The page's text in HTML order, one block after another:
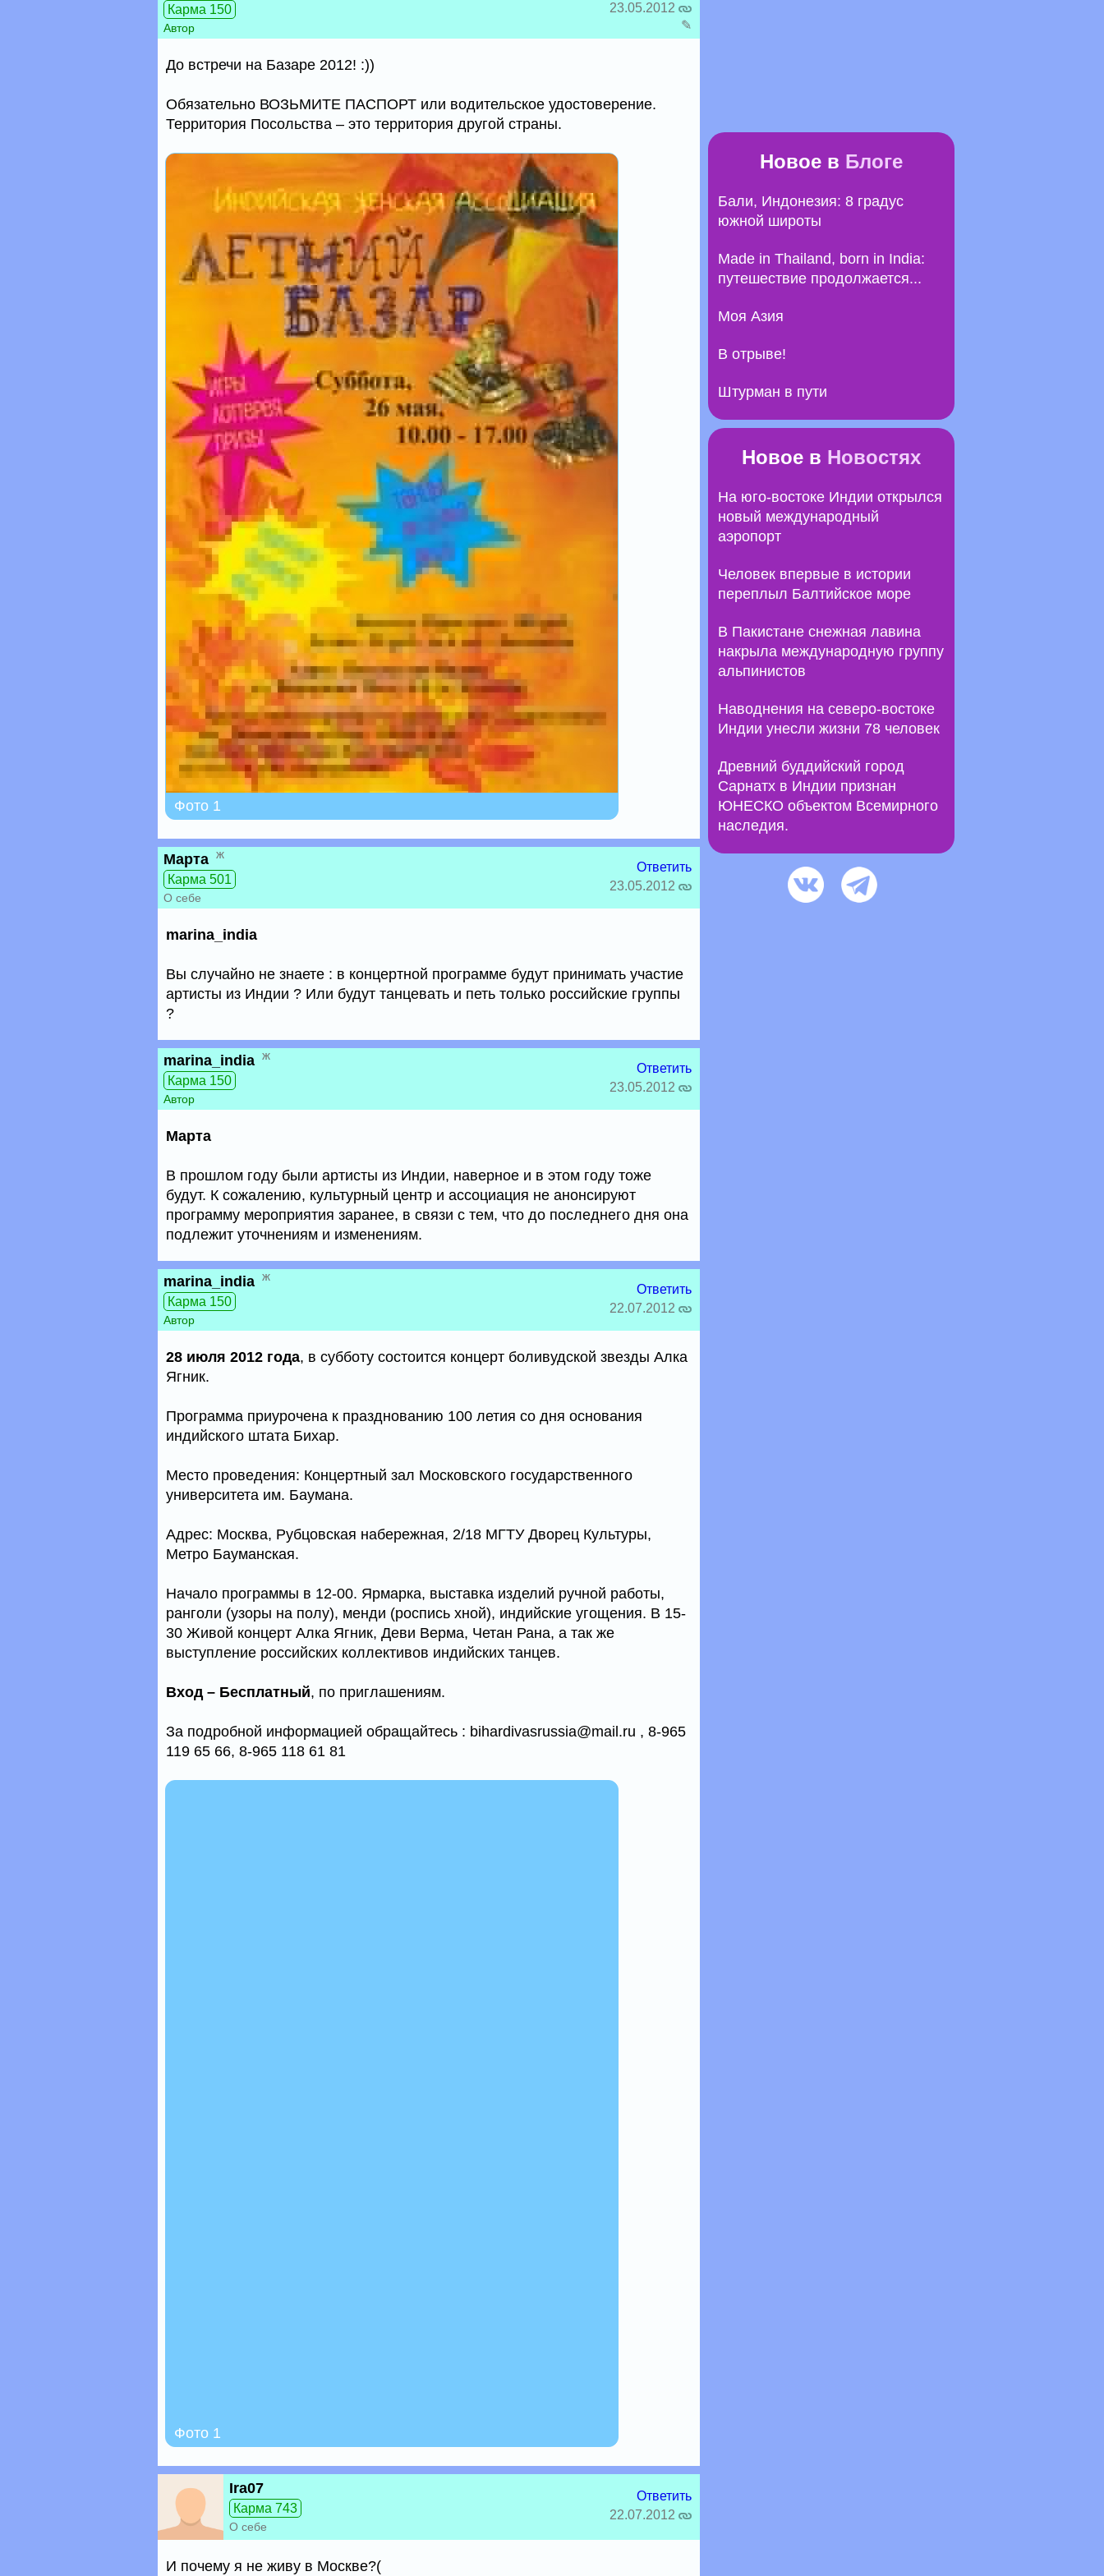
Карма 150
Автор
23.05.2012
✎
До встречи на Базаре 2012! :))
Обязательно ВОЗЬМИТЕ ПАСПОРТ или водительское удостоверение.
Территория Посольства – это территория другой страны.
Фото 1
Марта ж
Карма 501
О себе
Ответить
23.05.2012
marina_india
Вы случайно не знаете : в концертной программе будут принимать участие
артисты из Индии ? Или будут танцевать и петь только российские группы
?
marina_india ж
Карма 150
Автор
Ответить
23.05.2012
Марта
В прошлом году были артисты из Индии, наверное и в этом году тоже
будут. К сожалению, культурный центр и ассоциация не анонсируют
программу мероприятия заранее, в связи с тем, что до последнего дня она
подлежит уточнениям и изменениям.
marina_india ж
Карма 150
Автор
Ответить
22.07.2012
28 июля 2012 года, в субботу состоится концерт боливудской звезды Алка
Ягник.
Программа приурочена к празднованию 100 летия со дня основания
индийского штата Бихар.
Место проведения: Концертный зал Московского государственного
университета им. Баумана.
Адрес: Москва, Рубцовская набережная, 2/18 МГТУ Дворец Культуры,
Метро Бауманская.
Начало программы в 12-00. Ярмарка, выставка изделий ручной работы,
ранголи (узоры на полу), менди (роспись хной), индийские угощения. В 15-
30 Живой концерт Алка Ягник, Деви Верма, Четан Рана, а так же
выступление российских коллективов индийских танцев.
Вход – Бесплатный, по приглашениям.
За подробной информацией обращайтесь : bihardivasrussia@mail.ru , 8-965
119 65 66, 8-965 118 61 81
Фото 1
Ira07
Карма 743
О себе
Ответить
22.07.2012
И почему я не живу в Москве?(
Новое в Блоге
Бали, Индонезия: 8 градус
южной широты
Made in Thailand, born in India:
путешествие продолжается...
Моя Азия
В отрыве!
Штурман в пути
Новое в Новостях
На юго-востоке Индии открылся
новый международный
аэропорт
Человек впервые в истории
переплыл Балтийское море
В Пакистане снежная лавина
накрыла международную группу
альпинистов
Наводнения на северо-востоке
Индии унесли жизни 78 человек
Древний буддийский город
Сарнатх в Индии признан
ЮНЕСКО объектом Всемирного
наследия.